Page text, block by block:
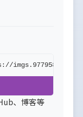
imgs.977958.xyz/
、博客等